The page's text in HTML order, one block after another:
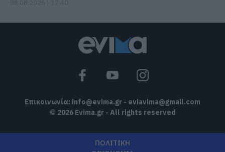
Επικοινωνία: info@evima.gr - eviavima@gmail.com
© 2026 Evima.gr - All rights reserved
ΠΟΛΙΤΙΚΗ